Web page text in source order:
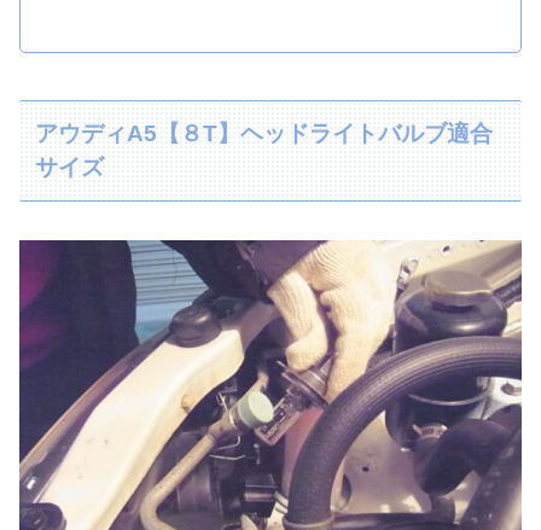
アウディA5【８T】ヘッドライトバルブ適合
サイズ